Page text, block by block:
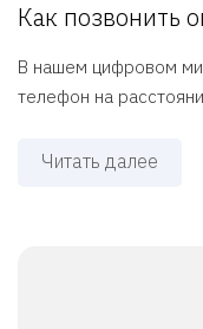
Как позвонить
В нашем цифровом
телефон на
Читать далее